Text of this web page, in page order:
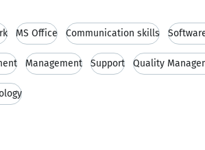
MS Office Communication skills
Management Support Quality